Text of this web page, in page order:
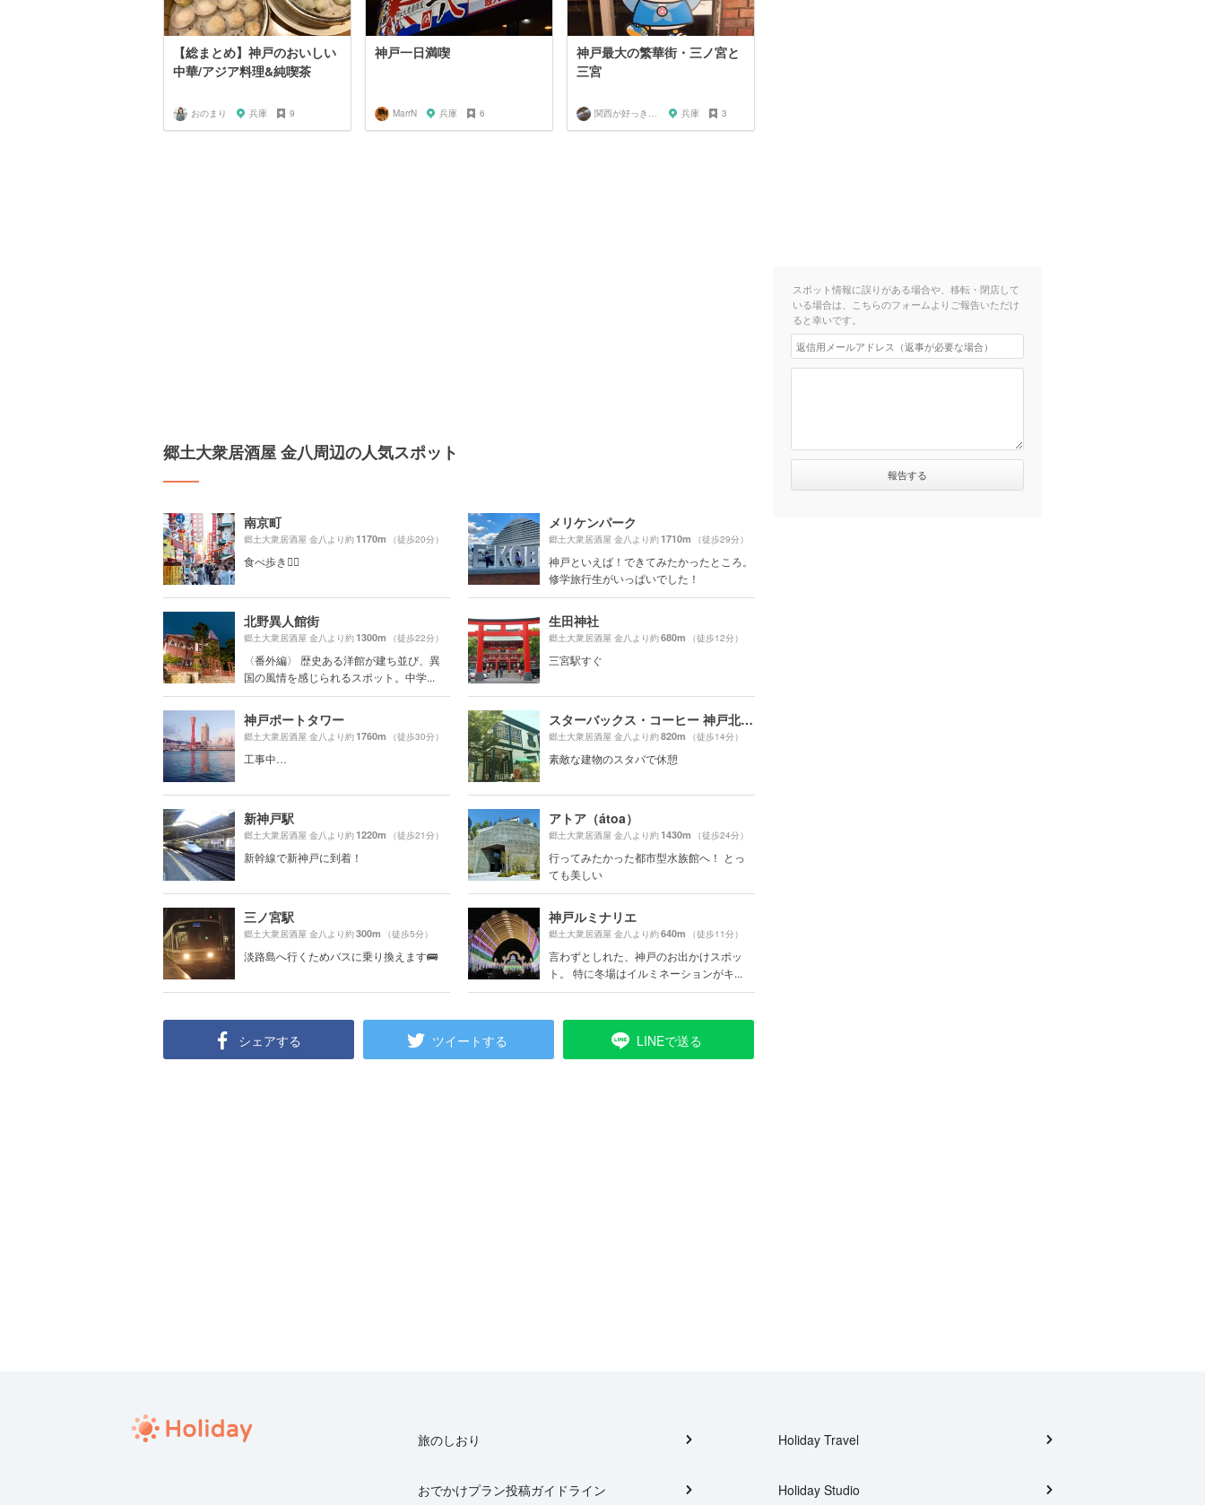
【総まとめ】神戸のおいしい
中華/アジア料理&純喫茶
おのまり 兵庫 9
神戸一日満喫
MarrN 兵庫 6
神戸最大の繁華街・三ノ宮と
三宮
関西が好っきゃねん 兵庫 3
郷土大衆居酒屋 金八周辺の人気スポット
南京町
郷土大衆居酒屋 金八より約1170m （徒歩20分）
食べ歩き🚶‍♀️
メリケンパーク
郷土大衆居酒屋 金八より約1710m （徒歩29分）
神戸といえば！できてみたかったところ。
修学旅行生がいっぱいでした！
北野異人館街
郷土大衆居酒屋 金八より約1300m （徒歩22分）
〈番外編〉 歴史ある洋館が建ち並び、異
国の風情を感じられるスポット。中学...
生田神社
郷土大衆居酒屋 金八より約680m （徒歩12分）
三宮駅すぐ
神戸ポートタワー
郷土大衆居酒屋 金八より約1760m （徒歩30分）
工事中…
スターバックス・コーヒー 神戸北野異人館店（STARBUCKS COFFEE）
郷土大衆居酒屋 金八より約820m （徒歩14分）
素敵な建物のスタバで休憩
新神戸駅
郷土大衆居酒屋 金八より約1220m （徒歩21分）
新幹線で新神戸に到着！
アトア（átoa）
郷土大衆居酒屋 金八より約1430m （徒歩24分）
行ってみたかった都市型水族館へ！ とっ
ても美しい
三ノ宮駅
郷土大衆居酒屋 金八より約300m （徒歩5分）
淡路島へ行くためバスに乗り換えます🚌
神戸ルミナリエ
郷土大衆居酒屋 金八より約640m （徒歩11分）
言わずとしれた、神戸のお出かけスポッ
ト。 特に冬場はイルミネーションがキ...
シェアする ツイートする LINEで送る
スポット情報に誤りがある場合や、移転・閉店して
いる場合は、こちらのフォームよりご報告いただけ
ると幸いです。
旅のしおり
おでかけプラン投稿ガイドライン
Holiday Travel
Holiday Studio